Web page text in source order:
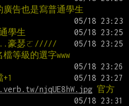
告也是寫普通學生
學生
豪瑟ㄛ/////
等級的選字www
njqUE8hW.jpg 官方